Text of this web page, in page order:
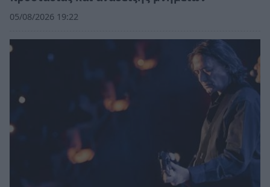
05/08/2026 19:22